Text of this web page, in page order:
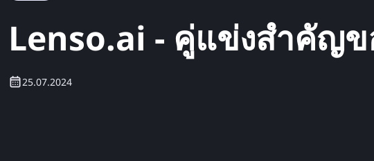
Lenso.ai - คู่แข่งสำคัญข
25.07.2024